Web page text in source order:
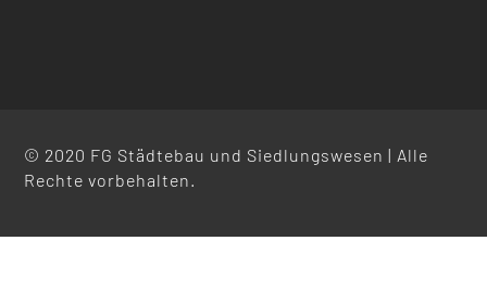
© 2020 FG Städtebau und Siedlungswesen | Alle
Rechte vorbehalten.